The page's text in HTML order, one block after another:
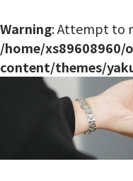
Warning: Attempt to
/home/
content/themes/